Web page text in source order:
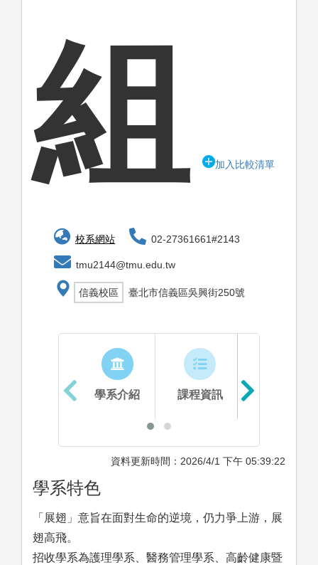
組 加入比較清單
校系網站 02-27361661#2143
tmu2144@tmu.edu.tw
信義校區 臺北市信義區吳興街250號
學系介紹 課程資訊
資料更新時間：2026/4/1 下午 05:39:22
學系特色
「展翅」意旨在面對生命的逆境，仍力爭上游，展
翅高飛。
招收學系為護理學系、醫務管理學系、高齡健康暨